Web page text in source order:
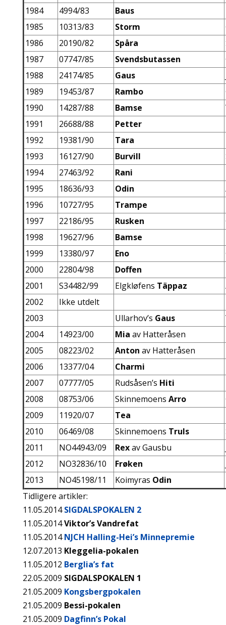
1984 4994/83 Baus
1985
10313/83 Storm
1986
20190/82 Spåra
1987
07747/85 Svendsbutassen
1988
24174/85 Gaus
1989
19453/87 Rambo
1990
14287/88 Bamse
1991
26688/88 Petter
1992
19381/90 Tara
1993
16127/90 Burvill
1994
27463/92 Rani
1995
18636/93 Odin
1996
10727/95 Trampe
1997
22186/95 Rusken
1998
19627/96 Bamse
1999
13380/97 Eno
2000
22804/98 Doffen
2001
S34482/99 Elgkløfens Täppaz
2002
Ikke utdelt
2003
Ullarhov’s Gaus
2004
14923/00 Mia av Hatteråsen
2005
08223/02 Anton av Hatteråsen
2006
13377/04 Charmi
2007
07777/05 Rudsåsen’s Hiti
2008
08753/06 Skinnemoens Arro
2009
11920/07 Tea
2010
06469/08 Skinnemoens Truls
2011
NO44943/09 Rexav Gausbu
2012
NO32836/10 Frøken
2013
NO45198/11 Koimyras Odin
Tidligere artikler:
11.05.2014SIGDALSPOKALEN 2
11.05.2014Viktor’s Vandrefat
11.05.2014NJCH Halling-Hei’s Minnepremie
12.07.2013 Kleggelia-pokalen
11.05.2012 Berglia’s fat
22.05.2009 SIGDALSPOKALEN 1
21.05.2009 Kongsbergpokalen
21.05.2009 Bessi-pokalen
21.05.2009 Dagfinn’s Pokal